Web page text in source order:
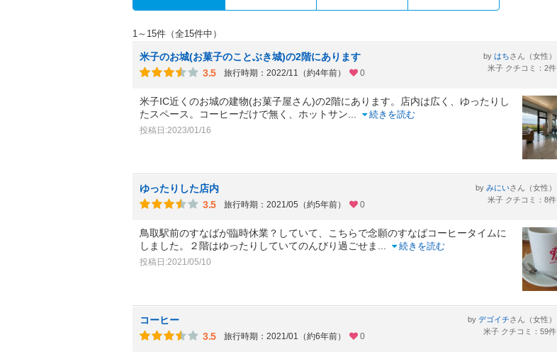
1～15件（全15件中）
米子のお城(お菓子のことぶき城)の2階にあります
3.5
旅行時期：2022/11（約4年前） 0
by はちさん（女性）
米子 クチコミ：2件
米子IC近くのお城の建物(お菓子屋さん)の2階にあります。店内は広く、ゆったりし
たスペース。コーヒーだけで無く、ホットサン
続きを読む
投稿日:2023/01/16
ゆったりした店内
3.5
旅行時期：2021/05（約5年前） 0
by みにいさん（女性）
米子 クチコミ：8件
鳥取駅前のすなばが臨時休業？していて、こちらで念願のすなばコーヒータイムに
しました。２階はゆったりしていてのんびり過ごせま
続きを読む
投稿日:2021/05/10
コーヒー
3.5
旅行時期：2021/01（約6年前） 0
by デゴイチさん（女性）
米子 クチコミ：59件